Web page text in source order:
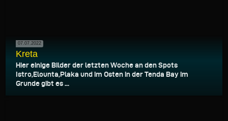
07.07.2022
Kreta
Hier einige Bilder der letzten Woche an den Spots
Istro,Elounta,Plaka und im Osten in der Tenda Bay im
Grunde gibt es ...